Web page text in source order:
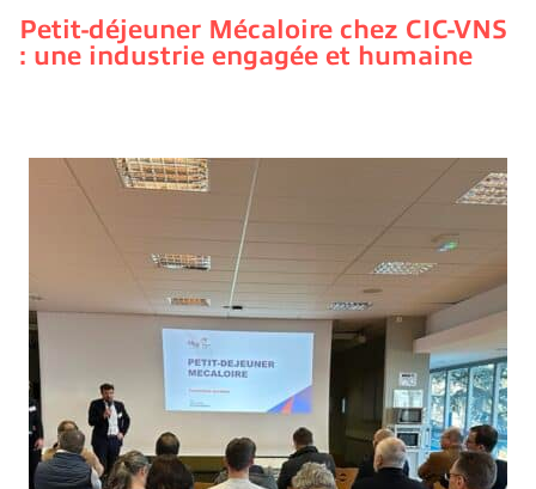
Petit-déjeuner Mécaloire chez CIC-VNS
: une industrie engagée et humaine